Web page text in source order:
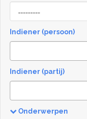
[invalid
name]
Indiener (persoon)
Indiener (partij)
Onderwerpen